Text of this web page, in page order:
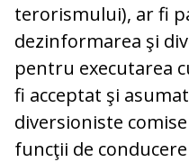
terorismului), ar fi
dezinformarea şi
pentru executarea
fi acceptat şi
diversioniste
funcţii de